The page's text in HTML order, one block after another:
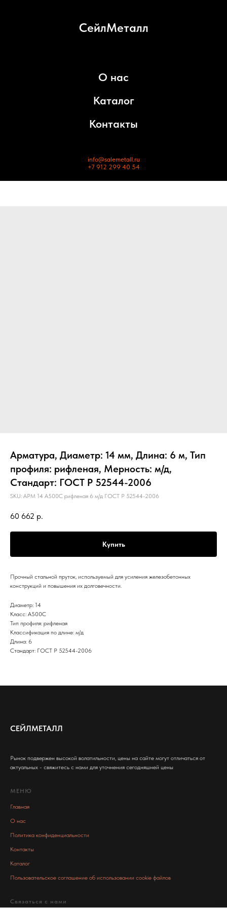
СейлМеталл
О нас
Каталог
Контакты
info@salemetall.ru
+7 912 299 40 54
Арматура, Диаметр: 14 мм, Длина: 6 м, Тип
профиля: рифленая, Мерность: м/д,
Стандарт: ГОСТ Р 52544-2006
SKU: АРМ 14 А500С рифленая 6 м/д ГОСТ Р 52544-2006
60 662 р.
Купить
Прочный стальной пруток, используемый для усиления железобетонных
конструкций и повышения их долговечности.
Диаметр: 14
Класс: А500С
Тип профиля: рифленая
Классификация по длине: м/д
Длина: 6
Стандарт: ГОСТ Р 52544-2006
СЕЙЛМЕТАЛЛ
Рынок подвержен высокой волатильности, цены на сайте могут отличаться от
актуальных - свяжитесь с нами для уточнения сегодняшней цены
МЕНЮ
Главная
О нас
Политика конфиденциальности
Контакты
Каталог
Пользовательское соглашение об использовании cookie файлов
Связаться с нами